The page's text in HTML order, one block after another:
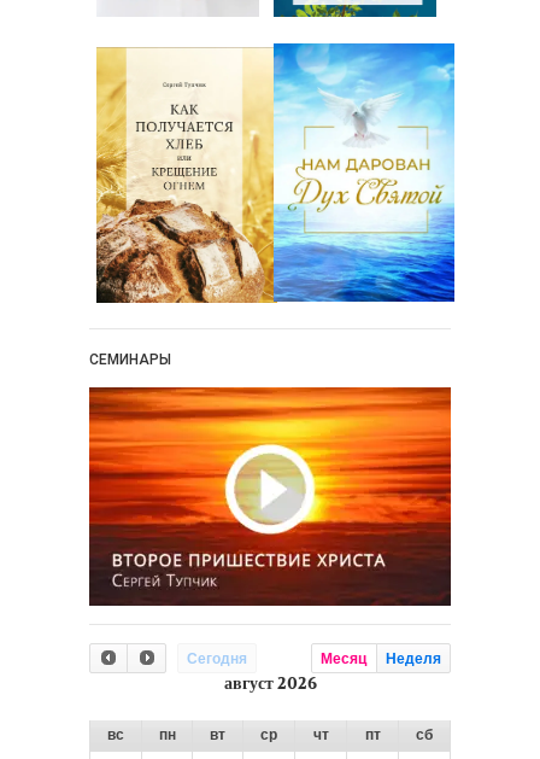
СЕМИНАРЫ
Сегодня Месяц Неделя
август 2026
вс пн вт ср чт пт
сб